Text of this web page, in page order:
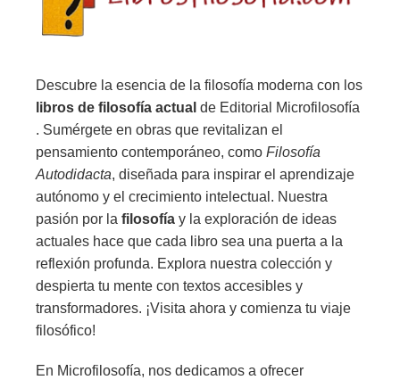
Descubre la esencia de la filosofía moderna con los
libros de filosofía actual de Editorial Microfilosofía
. Sumérgete en obras que revitalizan el
pensamiento contemporáneo, como Filosofía
Autodidacta, diseñada para inspirar el aprendizaje
autónomo y el crecimiento intelectual. Nuestra
pasión por la filosofía y la exploración de ideas
actuales hace que cada libro sea una puerta a la
reflexión profunda. Explora nuestra colección y
despierta tu mente con textos accesibles y
transformadores. ¡Visita ahora y comienza tu viaje
filosófico!
En Microfilosofía, nos dedicamos a ofrecer